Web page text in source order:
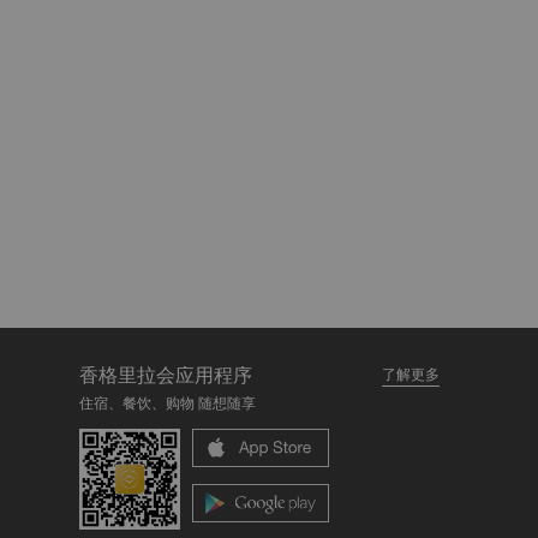
香格里拉会应用程序
了解更多
住宿、餐饮、购物 随想随享